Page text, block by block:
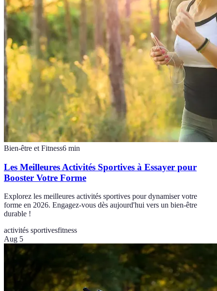
Bien-être et Fitness6 min
Les Meilleures Activités Sportives à Essayer pour
Booster Votre Forme
Explorez les meilleures activités sportives pour dynamiser votre
forme en 2026. Engagez-vous dès aujourd'hui vers un bien-être
durable !
activités sportivesfitness
Aug 5